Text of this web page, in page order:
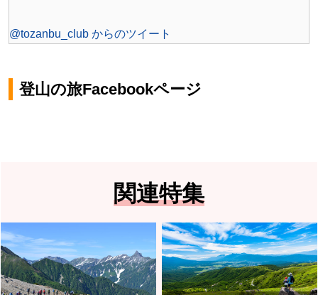
@tozanbu_club からのツイート
登山の旅Facebookページ
関連特集